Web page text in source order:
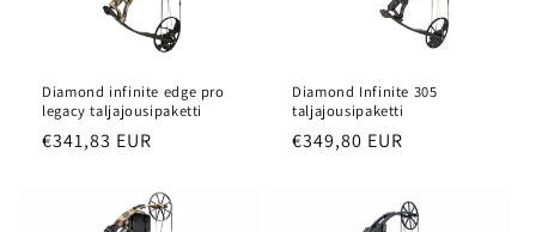
Diamond infinite edge pro
legacy taljajousipaketti
Normaalihinta
€341,83 EUR
Diamond Infinite 305
taljajousipaketti
Normaalihinta
€349,80 EUR